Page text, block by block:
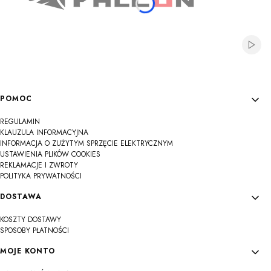
Linki w stopce
POMOC
REGULAMIN
KLAUZULA INFORMACYJNA
INFORMACJA O ZUŻYTYM SPRZĘCIE ELEKTRYCZNYM
USTAWIENIA PLIKÓW COOKIES
REKLAMACJE I ZWROTY
POLITYKA PRYWATNOŚCI
DOSTAWA
KOSZTY DOSTAWY
SPOSOBY PŁATNOŚCI
MOJE KONTO